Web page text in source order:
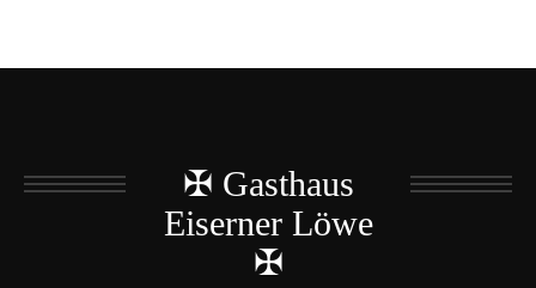
✠ Gasthaus
Eiserner Löwe
✠